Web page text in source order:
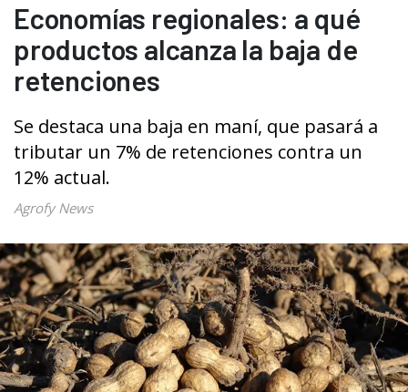
Economías regionales: a qué
productos alcanza la baja de
retenciones
Se destaca una baja en maní, que pasará a
tributar un 7% de retenciones contra un
12% actual.
Agrofy News